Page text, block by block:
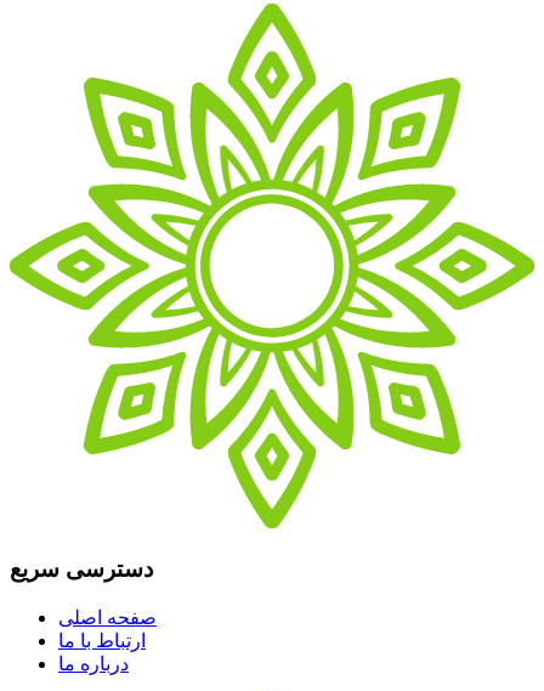
دسترسی سریع
صفحه اصلی
ارتباط با ما
درباره ما